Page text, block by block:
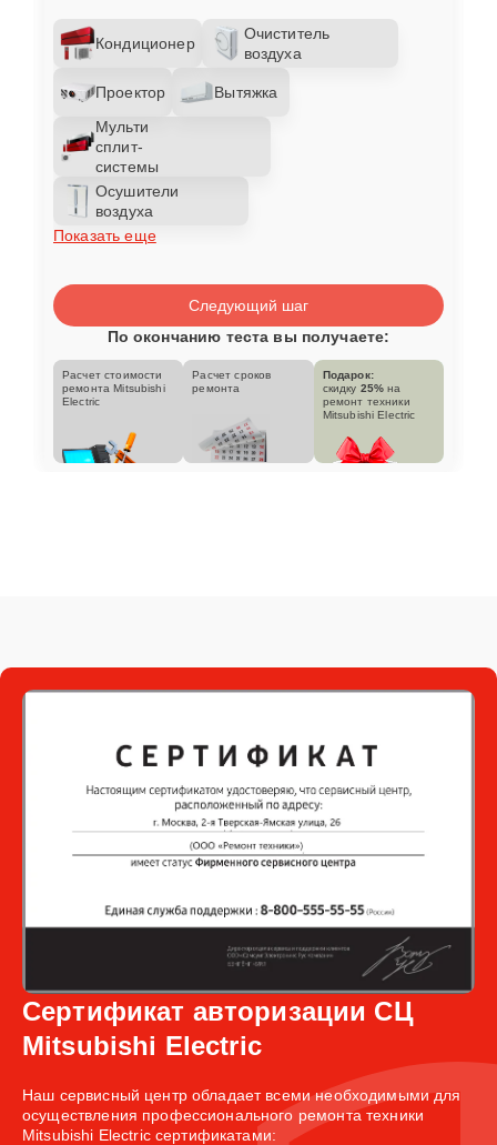
Кондиционер
Очиститель
воздуха
Проектор
Вытяжка
Мульти
сплит-
системы
Осушители
воздуха
Показать еще
Следующий шаг
По окончанию теста вы получаете:
Расчет стоимости
ремонта Mitsubishi
Electric
Расчет сроков
ремонта
Подарок:
скидку 25% на
ремонт техники
Mitsubishi Electric
Сертификат авторизации СЦ
Mitsubishi Electric
Наш сервисный центр обладает всеми необходимыми для
осуществления профессионального ремонта техники
Mitsubishi Electric сертификатами: